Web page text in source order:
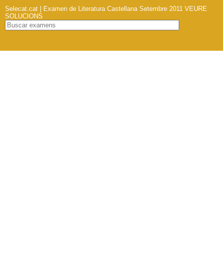
Selecat.cat | Examen de Literatura Castellana Setembre 2011 VEURE
SOLUCIONS